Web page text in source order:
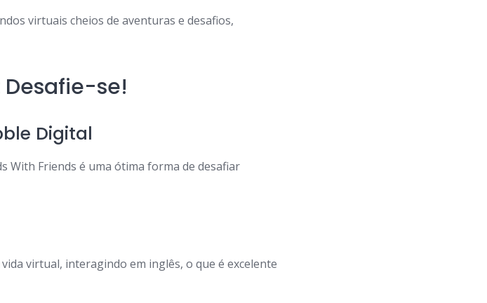
virtuais cheios de aventuras e desafios,
se!
Digital
With Friends é uma ótima forma de desafiar
virtual, interagindo em inglês, o que é excelente